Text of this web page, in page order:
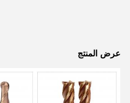
عرض المنتج